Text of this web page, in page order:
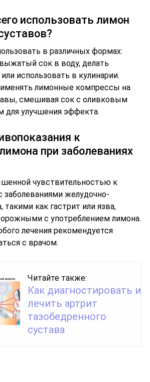
использовать лимон
в различных формах:
сок в воду, делать
использовать в кулинарии.
лимонные компрессы на
смешивая сок с оливковым
для улучшения эффекта.
к
при заболеваниях
чувствительностью к
заболеваниями желудочно-
такими как гастрит или язва,
с употреблением лимона.
лечения рекомендуется
с врачом.
Читайте также:
Как диагностировать и
лечить артрит
тазобедренного
сустава